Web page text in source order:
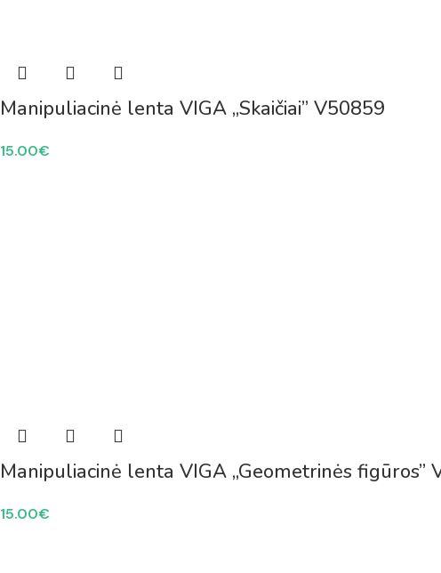
Manipuliacinė lenta VIGA „Skaičiai” V50859
15.00€
Manipuliacinė lenta VIGA „Geometrinės figūros”
15.00€